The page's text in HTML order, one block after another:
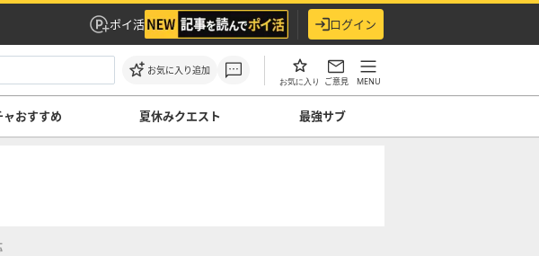
ポイ活 ログイン
お気に入り追加
お気に入り ご意見 MENU
ャおすすめ 夏休みクエスト 最強サブ